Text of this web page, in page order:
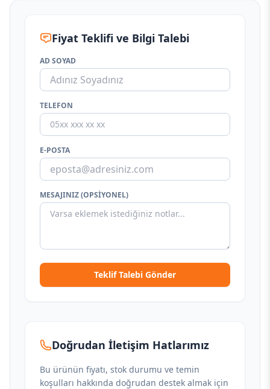
Fiyat Teklifi ve Bilgi Talebi
AD SOYAD
TELEFON
E-POSTA
MESAJINIZ (OPSIYONEL)
Teklif Talebi Gönder
Doğrudan İletişim Hatlarımız
Bu ürünün fiyatı, stok durumu ve temin
koşulları hakkında doğrudan destek almak için